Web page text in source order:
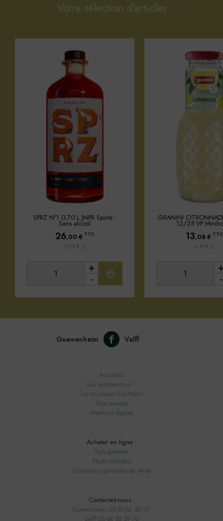
Votre sélection d'articles
SPRZ N°1 0,70 L JNPR Spirits -
Sans alcool
26,00 € TTC
37,14 € /L
-
+
GRANINI
12/25 VP
13,08 € TTC
4,36 € /L
-
Guewenheim Valff
Actualités
Qui sommes-nous ?
Les boutiques Cav'Adam
Nos services
Mentions légales
Acheter en ligne :
Nos gammes
Mode d'emploi
Conditions générales de vente
Contactez-nous :
Guewenheim 03 89 82 40 37
Valff 03 88 58 59 70